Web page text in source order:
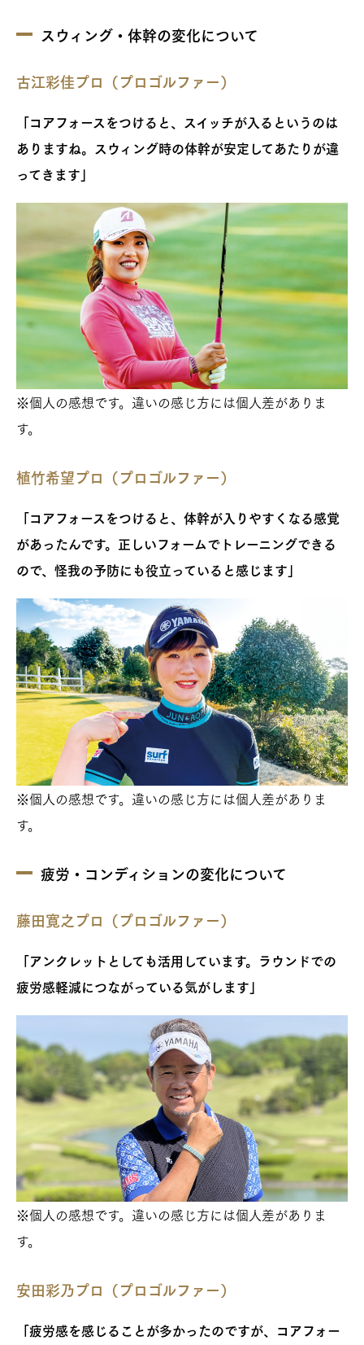
スウィング・体幹の変化について
古江彩佳プロ（プロゴルファー）
「コアフォースをつけると、スイッチが入るというのは
ありますね。スウィング時の体幹が安定してあたりが違
ってきます」
※個人の感想です。違いの感じ方には個人差がありま
す。
植竹希望プロ（プロゴルファー）
「コアフォースをつけると、体幹が入りやすくなる感覚
があったんです。正しいフォームでトレーニングできる
ので、怪我の予防にも役立っていると感じます」
※個人の感想です。違いの感じ方には個人差がありま
す。
疲労・コンディションの変化について
藤田寛之プロ（プロゴルファー）
「アンクレットとしても活用しています。ラウンドでの
疲労感軽減につながっている気がします」
※個人の感想です。違いの感じ方には個人差がありま
す。
安田彩乃プロ（プロゴルファー）
「疲労感を感じることが多かったのですが、コアフォー